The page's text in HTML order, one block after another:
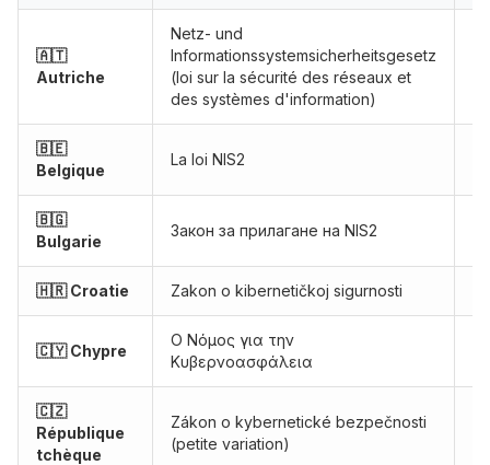
🇦🇹
Autriche
Netz- und
Informationssystemsicherheitsgesetz
(loi sur la sécurité des réseaux et
des systèmes d'information)
🇧🇪
Belgique
La loi NIS2
🇧🇬
Bulgarie
Закон за прилагане на NIS2
🇭🇷 Croatie Zakon o kibernetičkoj sigurnosti
🇨🇾 Chypre
Ο Νόμος για την
Κυβερνοασφάλεια
🇨🇿
République
tchèque
Zákon o kybernetické bezpečnosti
(petite variation)